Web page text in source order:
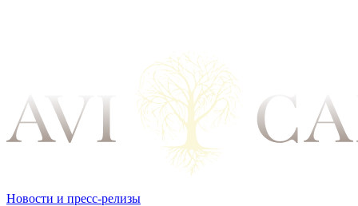
Новости и пресс-релизы